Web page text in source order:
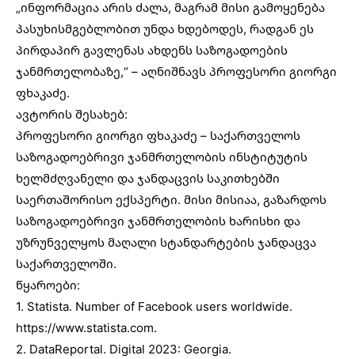
„ინფორმაცია არის ძალა, მაგრამ მისი გამოყენება
პასუხისმგებლობით უნდა ხდებოდეს, რადგან ეს
პირდაპირ გავლენას ახდენს საზოგადოების
ჯანმრთელობაზე,“ – აღნიშნავს პროფესორი გიორგი
ფხაკაძე.
ავტორის შესახებ:
პროფესორი გიორგი ფხაკაძე – საქართველოს
საზოგადოებრივი ჯანმრთელობის ინსტიტუტის
ხელმძღვანელი და ჯანდაცვის საკითხებში
საერთაშორისო ექსპერტი. მისი მისიაა, გაზარდოს
საზოგადოებრივი ჯანმრთელობის ხარისხი და
უზრუნველყოს მაღალი სტანდარტების ჯანდაცვა
საქართველოში.
წყაროები:
1. Statista. Number of Facebook users worldwide.
https://www.statista.com.
2. DataReportal. Digital 2023: Georgia.